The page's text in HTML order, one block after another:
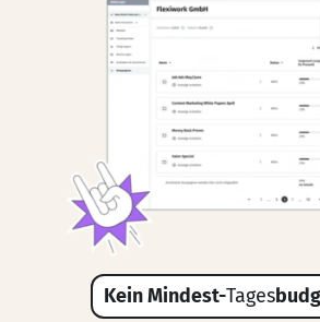
Kein Mindest-Tages